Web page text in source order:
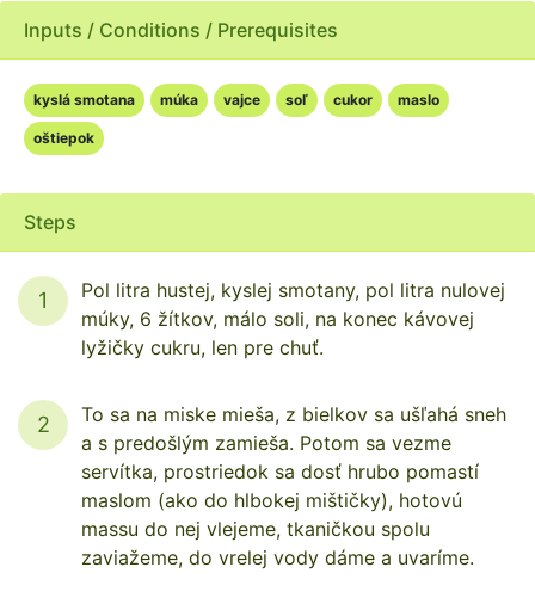
Inputs / Conditions / Prerequisites
kyslá smotana múka vajce soľ cukor maslo
oštiepok
Steps
1
Pol litra hustej, kyslej smotany, pol litra nulovej
múky, 6 žítkov, málo soli, na konec kávovej
lyžičky cukru, len pre chuť.
2
To sa na miske mieša, z bielkov sa ušľahá sneh
a s predošlým zamieša. Potom sa vezme
servítka, prostriedok sa dosť hrubo pomastí
maslom (ako do hlbokej mištičky), hotovú
massu do nej vlejeme, tkaničkou spolu
zaviažeme, do vrelej vody dáme a uvaríme.